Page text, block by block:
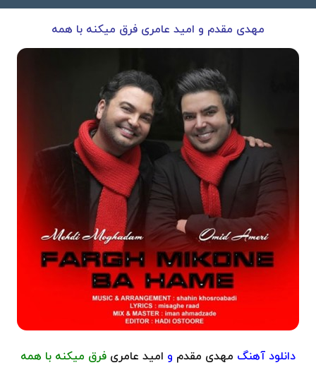
مهدی مقدم و امید عامری فرق میکنه با همه
دانلود آهنگ مهدی مقدم و امید عامری فرق میکنه با همه